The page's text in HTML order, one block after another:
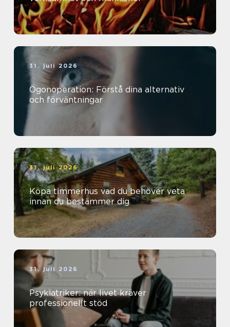
31. juli 2026
Ögonoperation: Förstå dina alternativ
och förväntningar
31. juli 2026
Köpa timmerhus vad du behöver veta
innan du bestämmer dig
31. juli 2026
Psykiatriker: när livet kräver
professionellt stöd